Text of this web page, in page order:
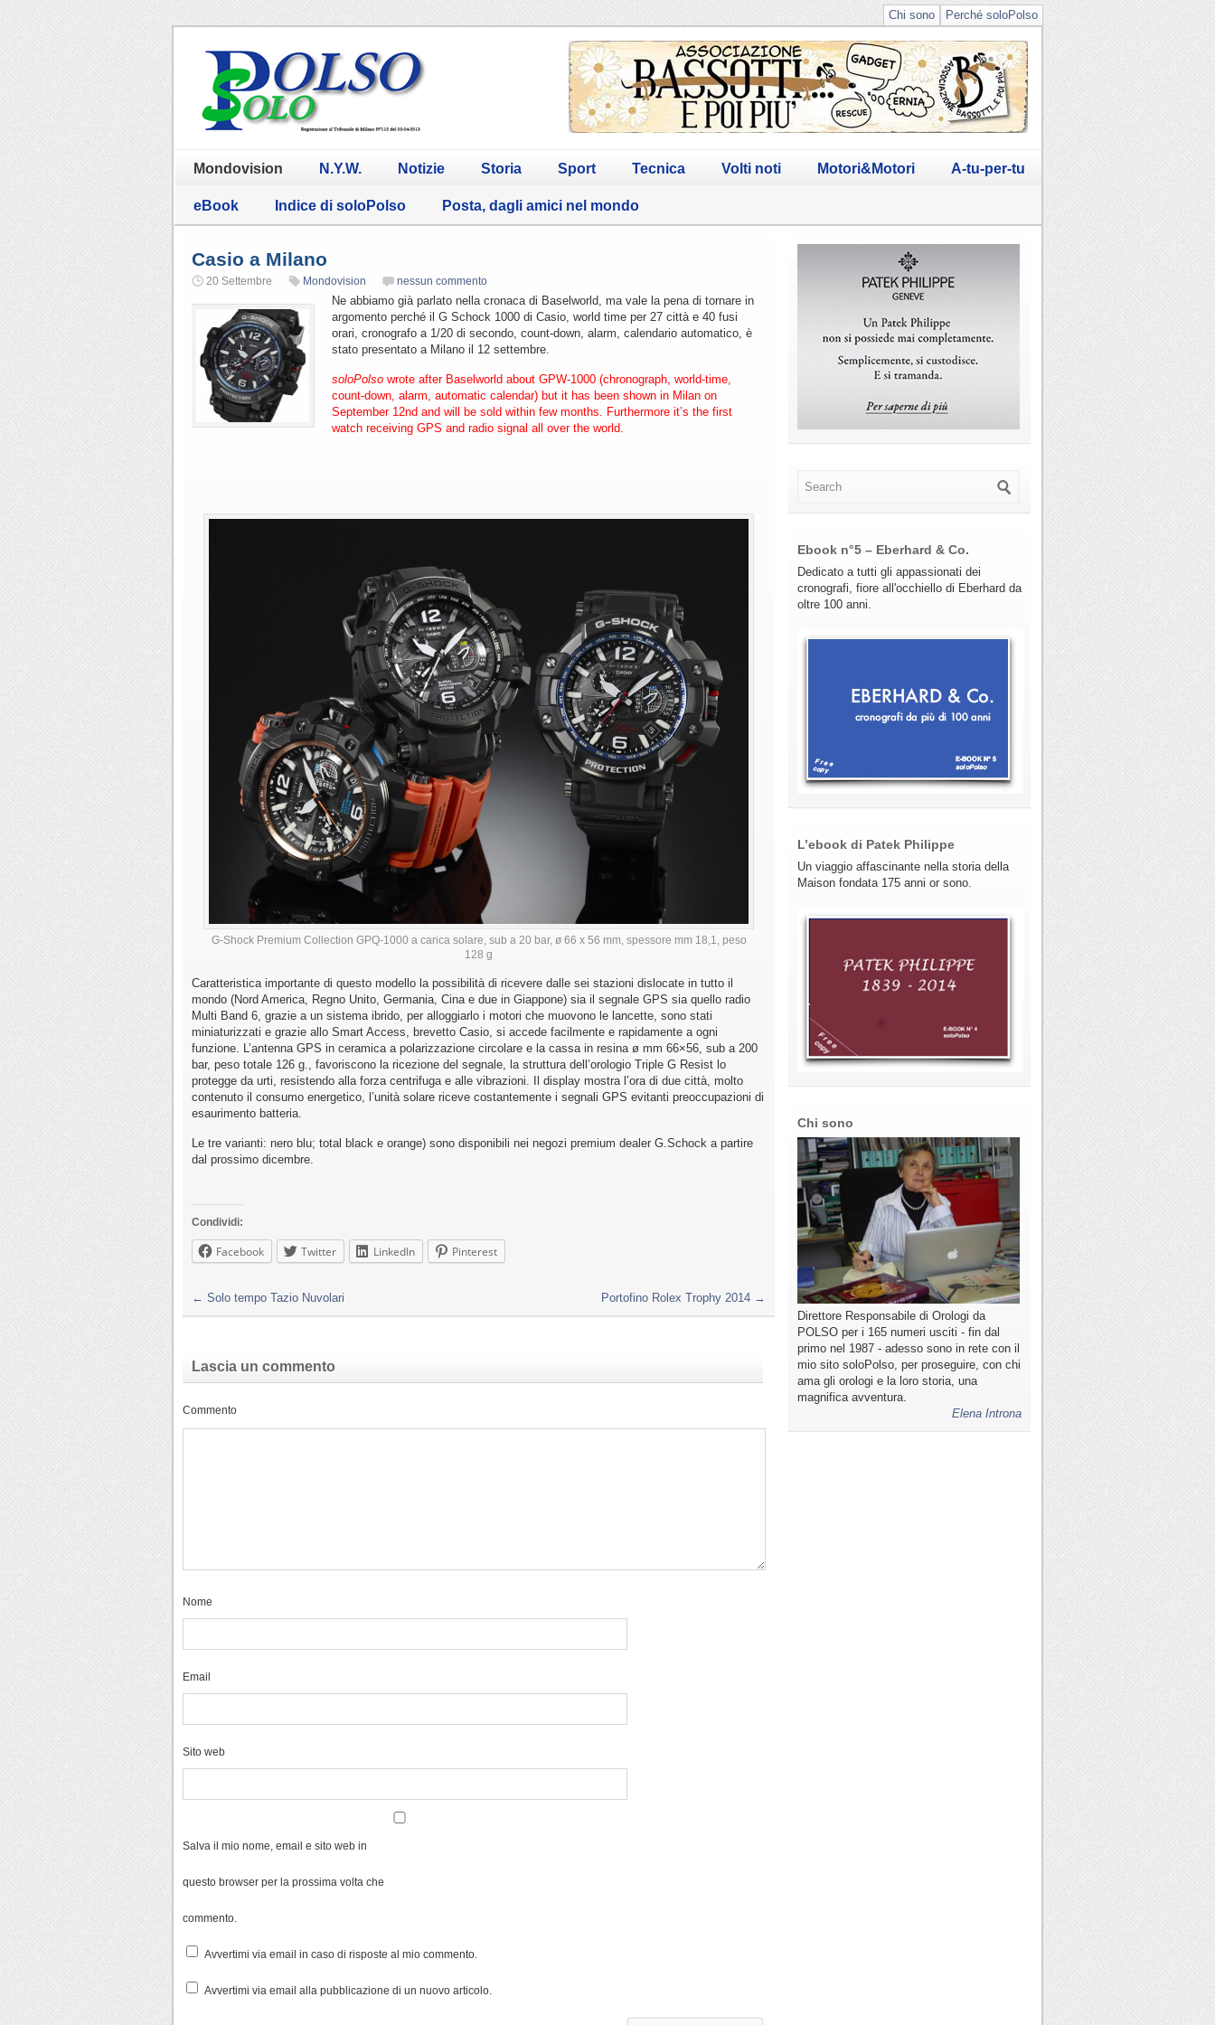
Perché soloPolso
Chi sono
Mondovision N.Y.W. Notizie Storia Sport Tecnica Volti noti Motori&Motori A-tu-per-tu
eBook Indice di soloPolso Posta, dagli amici nel mondo
Casio a Milano
20 Settembre Mondovision nessun commento
Ne abbiamo già parlato nella cronaca di Baselworld, ma vale la pena di tornare in
argomento perché il G Schock 1000 di Casio, world time per 27 città e 40 fusi
orari, cronografo a 1/20 di secondo, count-down, alarm, calendario automatico, è
stato presentato a Milano il 12 settembre.
soloPolsowrote after Baselworld about GPW-1000 (chronograph, world-time,
count-down, alarm, automatic calendar) but it has been shown in Milan on
September 12nd and will be sold within few months. Furthermore it’s the first
watch receiving GPS and radio signal all over the world.
G-Shock Premium Collection GPQ-1000 a carica solare, sub a 20 bar, ø 66 x 56 mm, spessore mm 18,1, peso
128 g
Caratteristica importante di questo modello la possibilità di ricevere dalle sei stazioni dislocate in tutto il
mondo (Nord America, Regno Unito, Germania, Cina e due in Giappone) sia il segnale GPS sia quello radio
Multi Band 6, grazie a un sistema ibrido, per alloggiarlo i motori che muovono le lancette, sono stati
miniaturizzati e grazie allo Smart Access, brevetto Casio, si accede facilmente e rapidamente a ogni
funzione. L’antenna GPS in ceramica a polarizzazione circolare e la cassa in resina ø mm 66×56, sub a 200
bar, peso totale 126 g., favoriscono la ricezione del segnale, la struttura dell’orologio Triple G Resist lo
protegge da urti, resistendo alla forza centrifuga e alle vibrazioni. Il display mostra l’ora di due città, molto
contenuto il consumo energetico, l’unità solare riceve costantemente i segnali GPS evitanti preoccupazioni di
esaurimento batteria.
Le tre varianti: nero blu; total black e orange) sono disponibili nei negozi premium dealer G.Schock a partire
dal prossimo dicembre.
Condividi:
Facebook Twitter LinkedIn Pinterest
← Solo tempo Tazio Nuvolari Portofino Rolex Trophy 2014 →
Lascia un commento
Commento
Nome
Email
Sito web
Salva il mio nome, email e sito web in
questo browser per la prossima volta che
commento.
Avvertimi via email in caso di risposte al mio commento.
Avvertimi via email alla pubblicazione di un nuovo articolo.
Ebook n°5 – Eberhard & Co.
Dedicato a tutti gli appassionati dei
cronografi, fiore all'occhiello di Eberhard da
oltre 100 anni.
L’ebook di Patek Philippe
Un viaggio affascinante nella storia della
Maison fondata 175 anni or sono.
Chi sono
Direttore Responsabile di Orologi da
POLSO per i 165 numeri usciti - fin dal
primo nel 1987 - adesso sono in rete con il
mio sito soloPolso, per proseguire, con chi
ama gli orologi e la loro storia, una
magnifica avventura.
Elena Introna